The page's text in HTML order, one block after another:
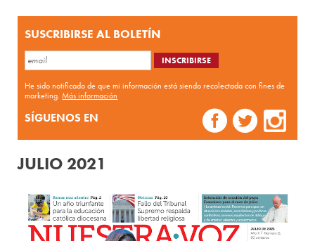
SUSCRIBIRSE AL BOLETÍN
He sido notificado de que mi información está siendo recolectada con fines de
marketing.Más información
SÍGUENOS EN
JULIO 2021